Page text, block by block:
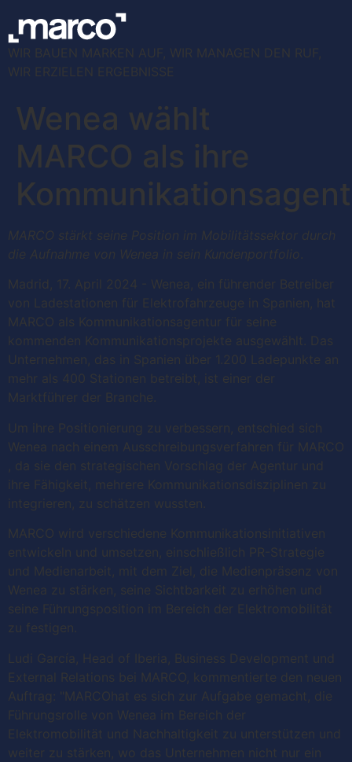
WIR BAUEN MARKEN AUF, WIR MANAGEN DEN RUF,
WIR ERZIELEN ERGEBNISSE
Wenea wählt
MARCO als ihre
MARCO stärkt seine Position im Mobilitätssektor durch
die Aufnahme von Wenea in sein Kundenportfolio
Madrid, 17. April 2024 - Wenea, ein führender Betreiber
von Ladestationen für Elektrofahrzeuge in Spanien, hat
MARCO als Kommunikationsagentur für seine
kommenden Kommunikationsprojekte ausgewählt. Das
Unternehmen, das in Spanien über 1.200 Ladepunkte an
mehr als 400 Stationen betreibt, ist einer der
Marktführer der Branche.
Um ihre Positionierung zu verbessern, entschied sich
Wenea nach einem Ausschreibungsverfahren für MARCO
, da sie den strategischen Vorschlag der Agentur und
ihre Fähigkeit, mehrere Kommunikationsdisziplinen zu
integrieren, zu schätzen wussten.
MARCO wird verschiedene Kommunikationsinitiativen
entwickeln und umsetzen, einschließlich PR-Strategie
und Medienarbeit, mit dem Ziel, die Medienpräsenz von
Wenea zu stärken, seine Sichtbarkeit zu erhöhen und
seine Führungsposition im Bereich der Elektromobilität
zu festigen.
Ludi García, Head of Iberia, Business Development und
External Relations bei MARCO, kommentierte den neuen
Auftrag: "MARCOhat es sich zur Aufgabe gemacht, die
Führungsrolle von Wenea im Bereich der
Elektromobilität und Nachhaltigkeit zu unterstützen und
weiter zu stärken, wo das Unternehmen nicht nur ein